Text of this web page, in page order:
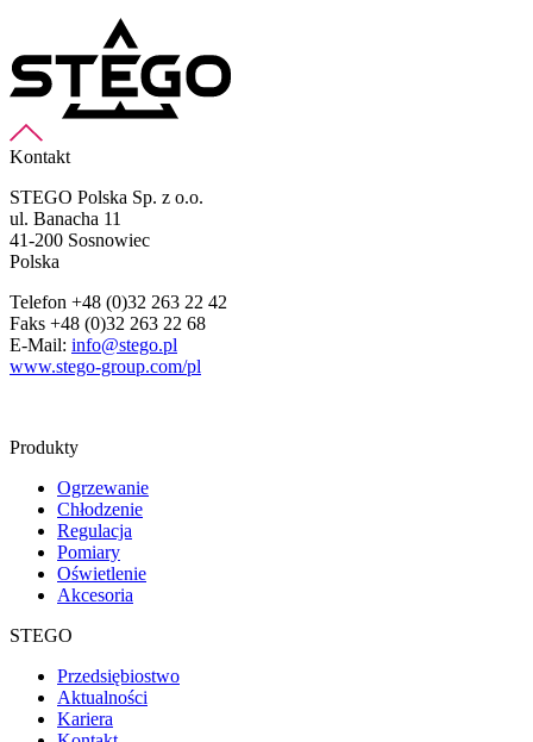
Kontakt
STEGO Polska Sp. z o.o.
ul. Banacha 11
41-200 Sosnowiec
Polska
Telefon +48 (0)32 263 22 42
Faks +48 (0)32 263 22 68
E-Mail: info@stego.pl
www.stego-group.com/pl
Produkty
Ogrzewanie
Chłodzenie
Regulacja
Pomiary
Oświetlenie
Akcesoria
STEGO
Przedsiębiostwo
Aktualności
Kariera